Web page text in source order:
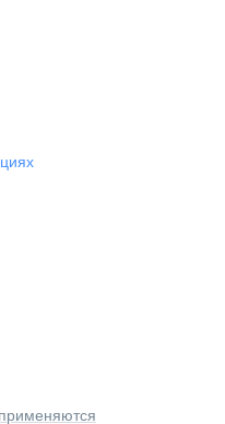
РЦ
Fix Academy
применяются